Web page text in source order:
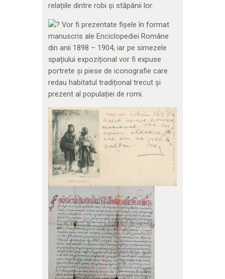
relațiile dintre robi și stăpânii lor.
Vor fi prezentate fișele în format
manuscris ale Enciclopediei Române
din anii 1898 – 1904, iar pe simezele
spațiului expozițional vor fi expuse
portrete și piese de iconografie care
redau habitatul tradițional trecut și
prezent al populației de romi.